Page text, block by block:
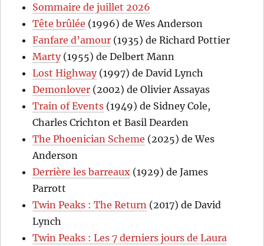
Sommaire de juillet 2026
Tête brûlée (1996) de Wes Anderson
Fanfare d’amour (1935) de Richard Pottier
Marty(1955) de Delbert Mann
Lost Highway(1997) de David Lynch
Demonlover (2002) de Olivier Assayas
Train of Events (1949) de Sidney Cole,
Charles Crichton et Basil Dearden
The Phoenician Scheme (2025) de Wes
Anderson
Derrière les barreaux (1929) de James
Parrott
Twin Peaks : The Return (2017) de David
Lynch
Twin Peaks : Les 7 derniers jours de Laura